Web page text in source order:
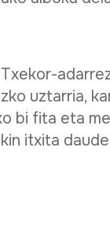
uztarria,
bi fita eta
itxita